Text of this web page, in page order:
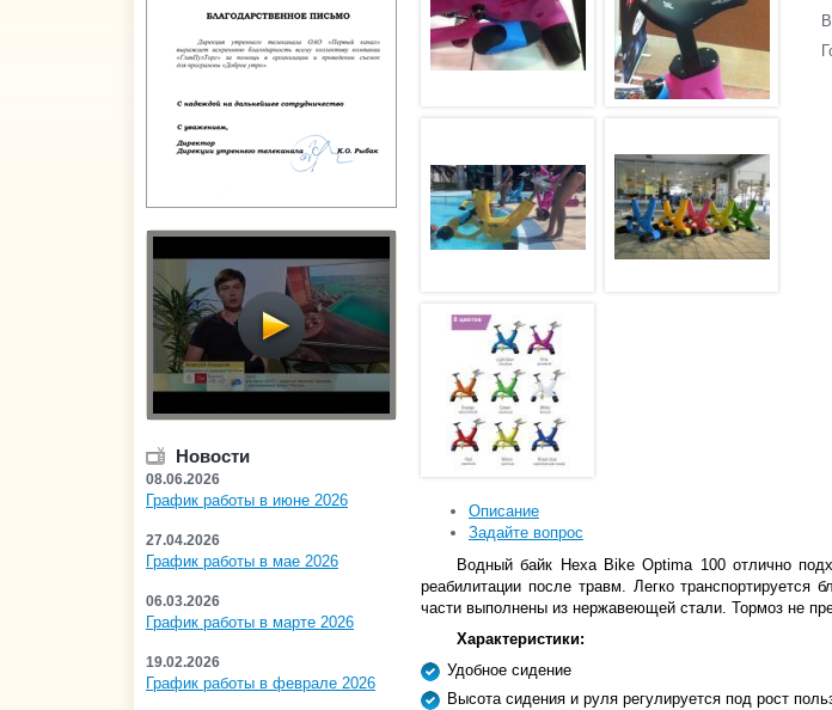
Новости
08.06.2026
График работы в июне 2026
27.04.2026
График работы в мае 2026
06.03.2026
График работы в марте 2026
19.02.2026
График работы в феврале 2026
Описание
Задайте вопрос
Водный байк Hexa Bike Optima 100 отлично
реабилитации после травм. Легко
части выполнены из нержавеющей стали. Тормоз не
Характеристики:
Удобное сидение
Высота сидения и руля регулируется под рост